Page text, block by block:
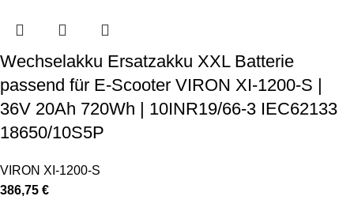
Wechselakku Ersatzakku XXL Batterie
passend für E-Scooter VIRON XI-1200-S |
36V 20Ah 720Wh | 10INR19/66-3 IEC62133
18650/10S5P
VIRON XI-1200-S
386,75 €